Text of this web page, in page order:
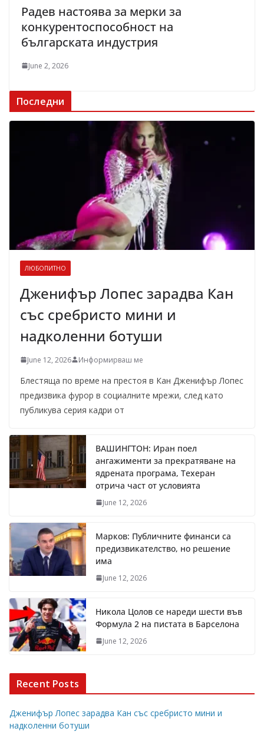
Радев настоява за мерки за
конкурентоспособност на
българската индустрия
June 2, 2026
Последни
ЛЮБОПИТНО
Дженифър Лопес зарадва Кан
със сребристо мини и
надколенни ботуши
June 12, 2026 Информирваш ме
Блестяща по време на престоя в Кан Дженифър Лопес
предизвика фурор в социалните мрежи, след като
публикува серия кадри от
ВАШИНГТОН: Иран поел
ангажименти за прекратяване на
ядрената програма, Техеран
отрича част от условията
June 12, 2026
Марков: Публичните финанси са
предизвикателство, но решение
има
June 12, 2026
Никола Цолов се нареди шести във
Формула 2 на пистата в Барселона
June 12, 2026
Recent Posts
Дженифър Лопес зарадва Кан със сребристо мини и
надколенни ботуши